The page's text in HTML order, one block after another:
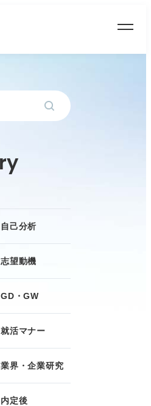
自己分析
志望動機
GD・GW
就活マナー
業界・企業研究
内定後